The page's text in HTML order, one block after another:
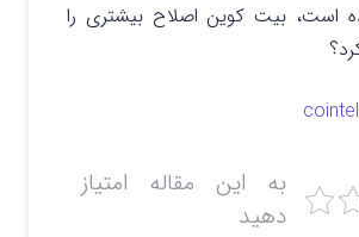
است، بیت کوین اصلاح بیشتری را
به این مقاله امتیاز
دهید